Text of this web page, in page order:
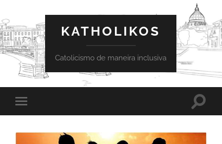
KATHOLIKOS
Catolicismo de maneira inclusiva
Toggle
mobile
Toggle